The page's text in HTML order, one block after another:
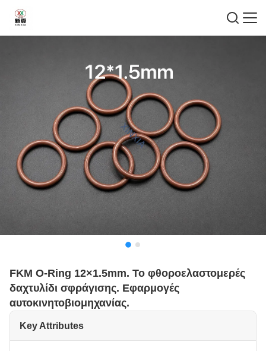
FKM O-Ring 12×1.5mm. Το φθοροελαστομερές
δαχτυλίδι σφράγισης. Εφαρμογές
αυτοκινητοβιομηχανίας.
Key Attributes